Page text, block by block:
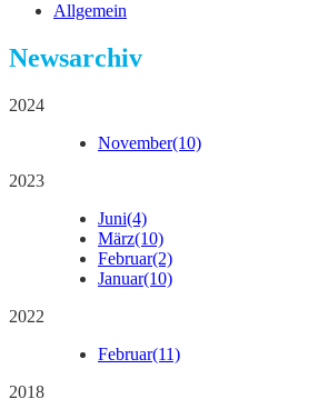
Allgemein
Newsarchiv
2024
November(10)
2023
Juni(4)
März(10)
Februar(2)
Januar(10)
2022
Februar(11)
2018